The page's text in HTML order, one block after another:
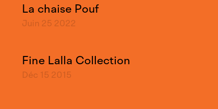
La chaise Pouf
Juin 25 2022
Fine Lalla Collection
Déc 15 2015